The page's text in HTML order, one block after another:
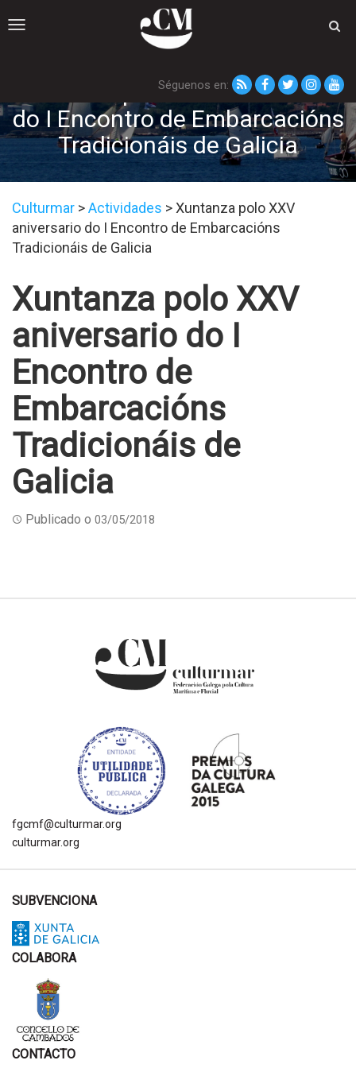
Toggle
Séguenos en:
Xuntanza polo XXV aniversario
do I Encontro de Embarcacións
Tradicionáis de Galicia
Culturmar >Actividades >Xuntanza polo XXV
aniversario do I Encontro de Embarcacións
Tradicionáis de Galicia
Xuntanza polo XXV
aniversario do I
Encontro de
Embarcacións
Tradicionáis de
Galicia
Publicado o 03/05/2018
fgcmf@culturmar.org
culturmar.org
SUBVENCIONA
COLABORA
CONTACTO